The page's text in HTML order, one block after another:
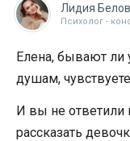
Лидия
Психолог -
Елена, бывают ли
душам,
И вы не ответили
рассказать